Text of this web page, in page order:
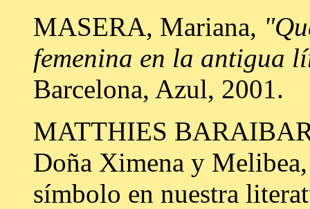
MASERA, Mariana,
femenina en la antigua
Barcelona, Azul, 2001.
MATTHIES
Doña Ximena y
símbolo en nuestra